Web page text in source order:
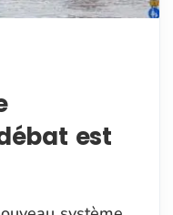
est